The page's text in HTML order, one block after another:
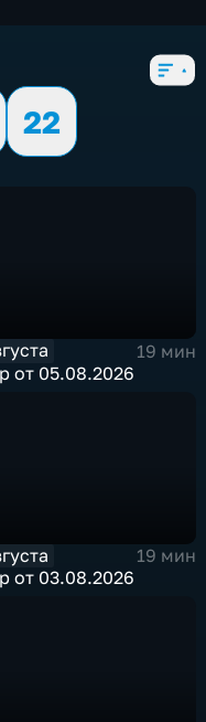
22
19 мин
от 05.08.2026
19 мин
от 03.08.2026